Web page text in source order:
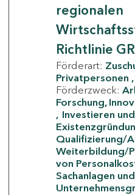
regionalen
Richtlinie
Förderart:
Privatpersonen
Förderzweck:
Forschung,
Investieren
Qualifizierung/
Weiterbildung/
von
Sachanlagen